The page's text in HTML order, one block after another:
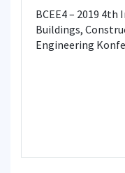
BCEE4 – 2019
Buildings,
Engineering